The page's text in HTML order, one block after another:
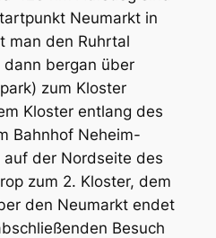
Neumarkt in
man den Ruhrtal
bergan über
zum Kloster
Kloster entlang des
Bahnhof Neheim-
der Nordseite des
zum 2. Kloster, dem
den Neumarkt endet
Besuch